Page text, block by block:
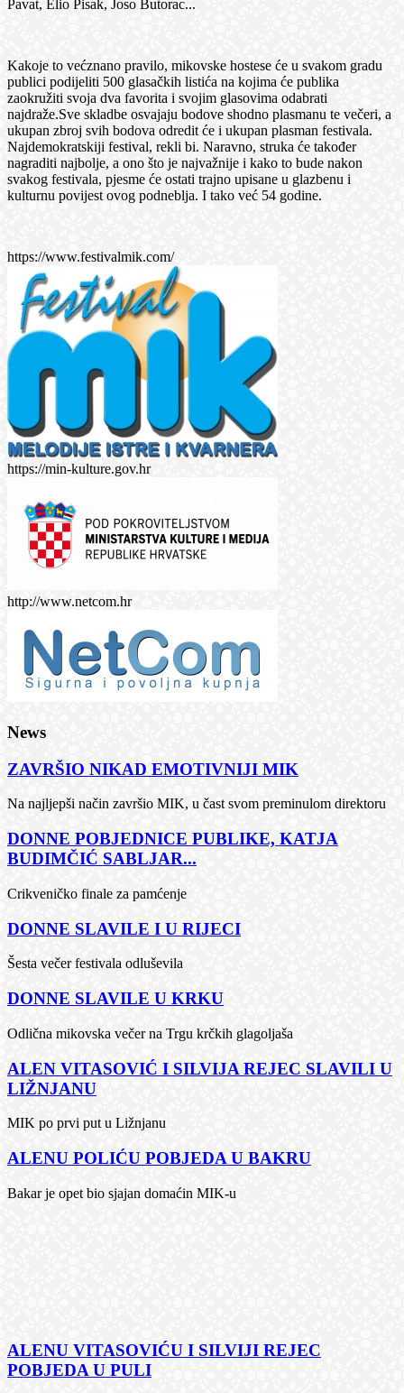
Pavat, Elio Pisak, Joso Butorac...
Kakoje to većznano pravilo, mikovske hostese će u svakom gradu
publici podijeliti 500 glasačkih listića na kojima će publika
zaokružiti svoja dva favorita i svojim glasovima odabrati
najdraže.Sve skladbe osvajaju bodove shodno plasmanu te večeri, a
ukupan zbroj svih bodova odredit će i ukupan plasman festivala.
Najdemokratskiji festival, rekli bi. Naravno, struka će također
nagraditi najbolje, a ono što je najvažnije i kako to bude nakon
svakog festivala, pjesme će ostati trajno upisane u glazbenu i
kulturnu povijest ovog podneblja. I tako već 54 godine.
https://www.festivalmik.com/
https://min-kulture.gov.hr
http://www.netcom.hr
News
ZAVRŠIO NIKAD EMOTIVNIJI MIK
Na najljepši način završio MIK, u čast svom preminulom direktoru
DONNE POBJEDNICE PUBLIKE, KATJA
BUDIMČIĆ SABLJAR...
Crikveničko finale za pamćenje
DONNE SLAVILE I U RIJECI
Šesta večer festivala odluševila
DONNE SLAVILE U KRKU
Odlična mikovska večer na Trgu krčkih glagoljaša
ALEN VITASOVIĆ I SILVIJA REJEC SLAVILI U
LIŽNJANU
MIK po prvi put u Ližnjanu
ALENU POLIĆU POBJEDA U BAKRU
Bakar je opet bio sjajan domaćin MIK-u
ALENU VITASOVIĆU I SILVIJI REJEC
POBJEDA U PULI